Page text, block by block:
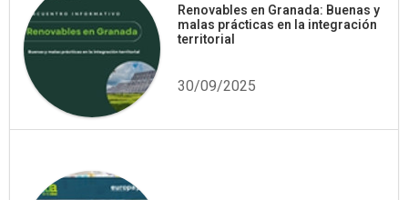
Renovables en Granada: Buenas y
malas prácticas en la integración
territorial
30/09/2025